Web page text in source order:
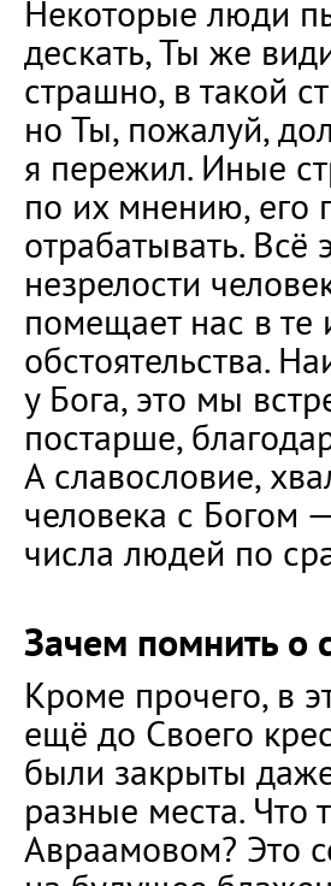
Некоторые люди
дескать, Ты же
страшно, в такой
но Ты, пожалуй,
я пережил. Иные
по их мнению, его
отрабатывать.
незрелости
помещает нас в
обстоятельства.
у Бога, это мы
постарше,
А славословие,
человека с Богом
числа людей по
Зачем помнить о
Кроме прочего, в
ещё до Своего
были закрыты
разные места. Что
Авраамовом? Это